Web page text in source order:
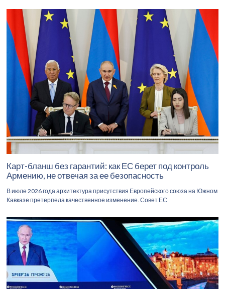
Карт-бланш без гарантий: как ЕС берет под контроль
Армению, не отвечая за ее безопасность
В июле 2026 года архитектура присутствия Европейского союза на Южном
Кавказе претерпела качественное изменение. Совет ЕС